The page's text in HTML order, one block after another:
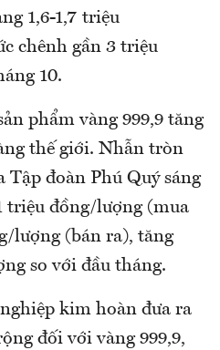
1,6-1,7 triệu
chênh gần 3 triệu
10.
phẩm vàng 999,9 tăng
thế giới. Nhẫn tròn
Tập đoàn Phú Quý sáng
triệu đồng/lượng (mua
lượng (bán ra), tăng
so với đầu tháng.
kim hoàn đưa ra
đối với vàng 999,9,